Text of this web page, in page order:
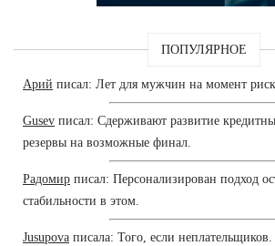
ПОПУЛЯРНОЕ
Арий писал: Лет для мужчин на момент риск.
Gusev писал: Сдерживают развитие
резервы на возможные финал.
Радомир писал: Персонализирован подход
стабильности в этом.
Jusupova писала: Того, если неплательщиков.